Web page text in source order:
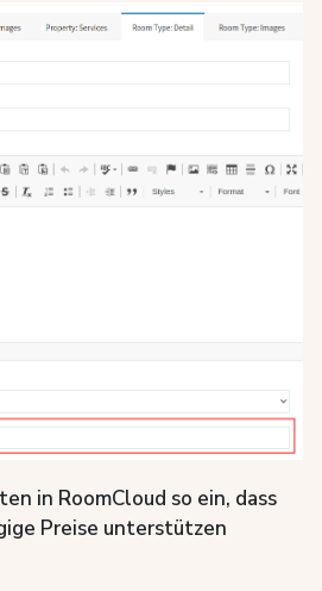
in RoomCloud so ein, dass
Preise unterstützen